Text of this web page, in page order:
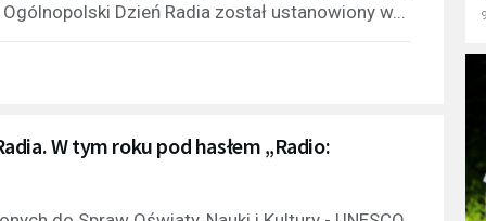
Dzień Radia został ustanowiony w...
W tym roku pod hasłem „Radio: